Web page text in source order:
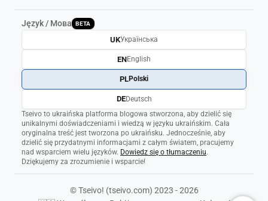
Język / Мова BETA
Tseivo to ukraińska platforma blogowa stworzona, aby dzielić się
unikalnymi doświadczeniami i wiedzą w języku ukraińskim. Cała
oryginalna treść jest tworzona po ukraińsku. Jednocześnie, aby
dzielić się przydatnymi informacjami z całym światem, pracujemy
nad wsparciem wielu języków. Dowiedz się o tłumaczeniu.
Dziękujemy za zrozumienie i wsparcie!
UKУкраїнська
ENEnglish
PLPolski
DEDeutsch
© Tseivo! (tseivo.com) 2023 - 2026